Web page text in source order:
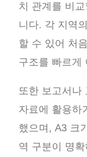
치 관계를 비
니다. 각 지역
할 수 있어 처
구조를 빠르게
또한 보고서나
자료에 활용하
했으며, A3 크
역 구분이 명